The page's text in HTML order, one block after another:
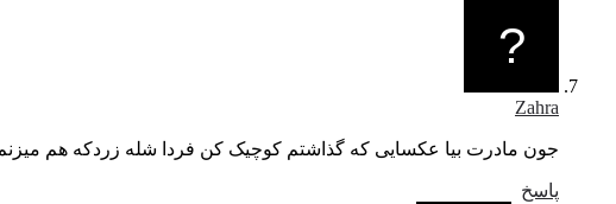
Zahra
جون مادرت بیا عکسایی که گذاشتم کوچیک کن فردا شله زردکه هم
پاسخ